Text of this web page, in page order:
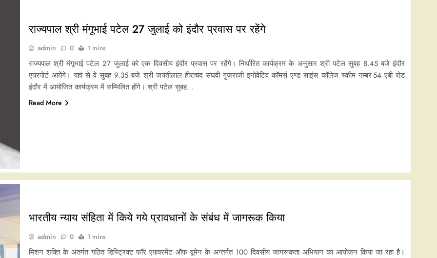
राज्यपाल श्री मंगूभाई पटेल 27 जुलाई को इंदौर प्रवास पर रहेंगे
admin 0 1 mins
राज्यपाल श्री मंगूभाई पटेल 27 जुलाई को एक दिवसीय इंदौर प्रवास पर रहेंगे। ‍निर्धारित कार्यक्रम के अनुसार श्री पटेल सुबह 8.45 बजे इंदौर
एयरपोर्ट आयेंगे। यहां से वे सुबह 9.35 बजे श्री जयंतीलाल हीराचंद संघवी गुजराजी इनोवेटिव कॉमर्स एण्ड साइंस कॉलेज स्कीम नम्बर-54 एबी रोड
इंदौर में आयोजित कार्यक्रम में सम्मिलित होंगे। श्री पटेल सुबह…
Read More
भारतीय न्याय संहिता में किये गये प्रावधानों के संबंध में जागरूक किया
admin 0 1 mins
मिशन शक्ति के अंतर्गत गठित डिस्ट्रिक्ट फॉर एंपावरमेंट ऑफ वूमेन के अन्तर्गत 100 दिवसीय जागरूकता अभियान का आयोजन किया जा रहा है।